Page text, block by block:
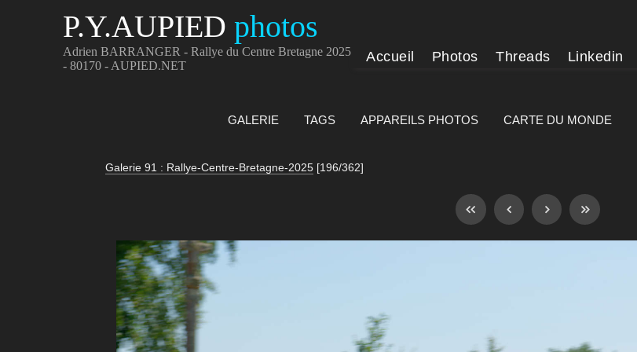
P.Y.AUPIED photos
Adrien BARRANGER - Rallye du Centre Bretagne 2025
- 80170 - AUPIED.NET
Accueil Photos Threads Linkedin
GALERIE TAGS APPAREILS PHOTOS CARTE DU MONDE
Galerie 91 : Rallye-Centre-Bretagne-2025 [196/362]